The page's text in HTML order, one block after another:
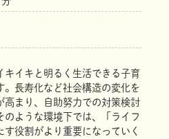
キイキと明るく生活できる子育
。長寿化など社会構造の変化を
高まり、自助努力での対策検討
のような環境下では、「ライフ
役割がより重要になっていく